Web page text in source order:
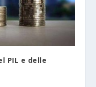
PIL e delle